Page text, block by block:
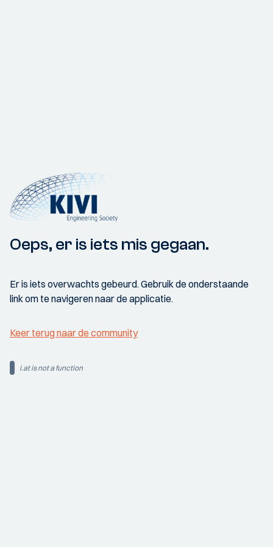
Oeps, er is iets mis gegaan.
Er is iets overwachts gebeurd. Gebruik de onderstaande
link om te navigeren naar de applicatie.
Keer terug naar de community
i.at is not a function